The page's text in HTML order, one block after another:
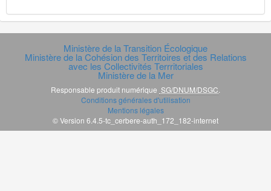
Ministère de la Transition Écologique
Ministère de la Cohésion des Territoires et des Relations
avec les Collectivités Terrritoriales
Ministère de la Mer
Responsable produit numérique SG/DNUM/DSGC
Conditions générales d'utilisation
Mentions légales
© Version 6.4.5-tc_cerbere-auth_172_182-internet